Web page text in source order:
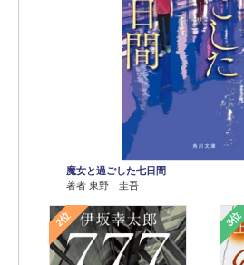
魔女と過ごした七日間
著者 東野 圭吾
2位 3位